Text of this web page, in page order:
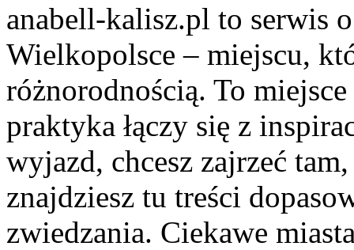
anabell-kalisz.pl to serwis
Wielkopolsce – miejscu,
różnorodnością. To
praktyka łączy się z
wyjazd, chcesz zajrzeć
znajdziesz tu treści
zwiedzania. Ciekawe